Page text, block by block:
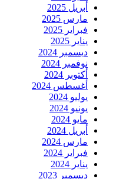
أبريل 2025
مارس 2025
فبراير 2025
يناير 2025
ديسمبر 2024
نوفمبر 2024
أكتوبر 2024
أغسطس 2024
يوليو 2024
يونيو 2024
مايو 2024
أبريل 2024
مارس 2024
فبراير 2024
يناير 2024
ديسمبر 2023